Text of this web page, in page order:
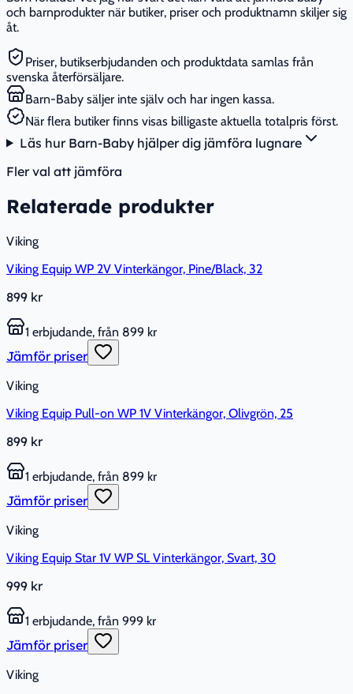
och barnprodukter när butiker, priser och produktnamn skiljer sig
åt.
Priser, butikserbjudanden och produktdata samlas från
svenska återförsäljare.
Barn-Baby säljer inte själv och har ingen kassa.
När flera butiker finns visas billigaste aktuella totalpris först.
Läs hur Barn-Baby hjälper dig jämföra lugnare
Fler val att jämföra
Relaterade produkter
Viking
Viking Equip WP 2V Vinterkängor, Pine/Black, 32
899 kr
1 erbjudande, från 899 kr
Jämför priser
Viking
Viking Equip Pull-on WP 1V Vinterkängor, Olivgrön, 25
899 kr
1 erbjudande, från 899 kr
Jämför priser
Viking
Viking Equip Star 1V WP SL Vinterkängor, Svart, 30
999 kr
1 erbjudande, från 999 kr
Jämför priser
Viking